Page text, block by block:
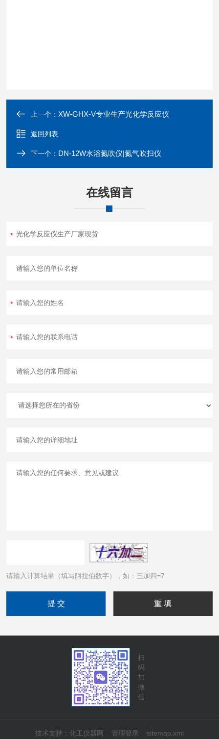
上一个：XW-GHX-V专业生产光化学反应仪
返回列表
下一个： DN-12W水浴氮吹仪|氮气吹扫仪
在线留言
请输入计算结果（填写阿拉伯数字），如：三加四=7
扫
码
加
微
信
技术支持： 化工仪器网 管理登录 sitemap.xml